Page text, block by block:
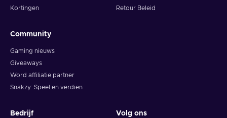
Kortingen
Retour Beleid
Community
Gaming nieuws
Giveaways
Word affiliatie partner
Snakzy: Speel en verdien
Bedrijf Volg ons